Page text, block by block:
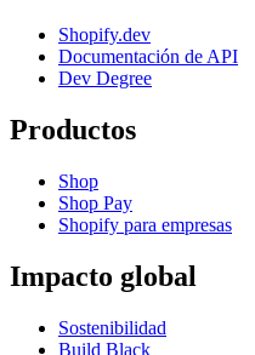
Shopify.dev
Documentación de API
Dev Degree
Productos
Shop
Shop Pay
Shopify para empresas
Impacto global
Sostenibilidad
Build Black